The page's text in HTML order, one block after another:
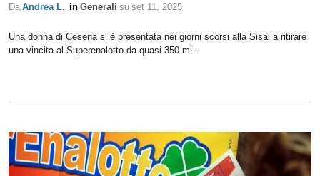
Da Andrea L. in Generali su set 11, 2025
Una donna di Cesena si è presentata nei giorni scorsi alla Sisal a ritirare
una vincita al Superenalotto da quasi 350 mi...